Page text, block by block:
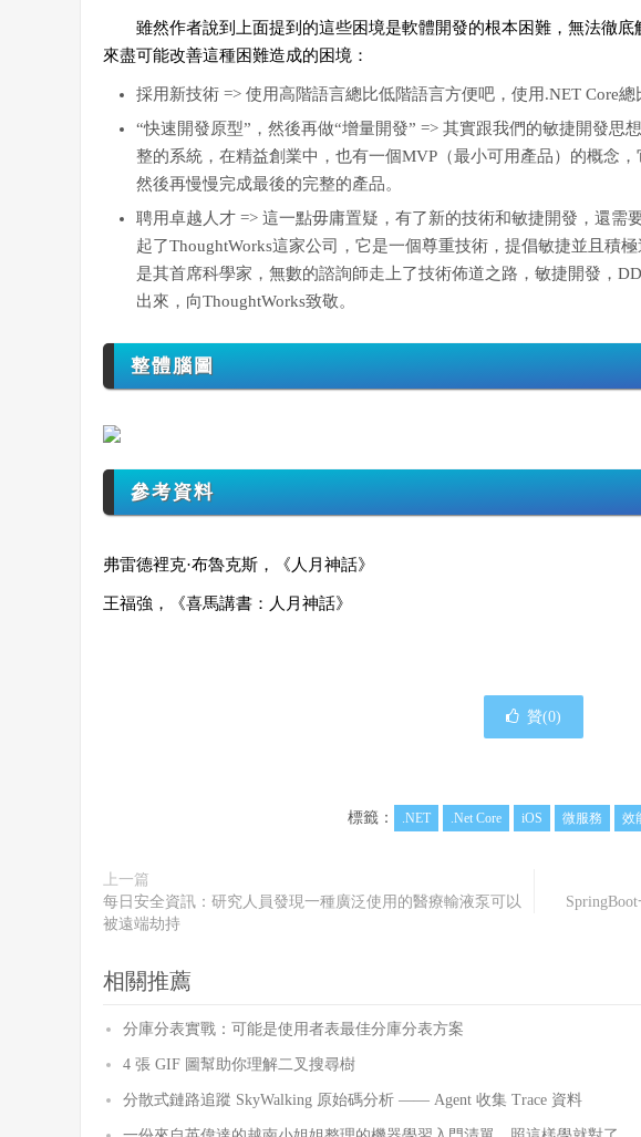
雖然作者說到上面提到的這些困境是軟體開發的根本困難，無法徹底
來盡可能改善這種困難造成的困境：
採用新技術 => 使用高階語言總比低階語言方便吧，使用.NET Core
“快速開發原型”，然後再做“增量開發” => 其實跟我們的敏捷開發思
整的系統，在精益創業中，也有一個MVP（最小可用產品）的概念
然後再慢慢完成最後的完整的產品。
聘用卓越人才 => 這一點毋庸置疑，有了新的技術和敏捷開發，還需
起了ThoughtWorks這家公司，它是一個尊重技術，提倡敏捷並且積
是其首席科學家，無數的諮詢師走上了技術佈道之路，敏捷開發，
出來，向ThoughtWorks致敬。
整體腦圖
參考資料
弗雷德裡克·布魯克斯，《人月神話》
王福強，《喜馬講書：人月神話》
贊(0)
標籤： .NET .Net Core iOS 微服務 效
上一篇
每日安全資訊：研究人員發現一種廣泛使用的醫療輸液泵可以
被遠端劫持
相關推薦
分庫分表實戰：可能是使用者表最佳分庫分表方案
4 張 GIF 圖幫助你理解二叉搜尋樹
分散式鏈路追蹤 SkyWalking 原始碼分析 —— Agent 收集 Trace 資料